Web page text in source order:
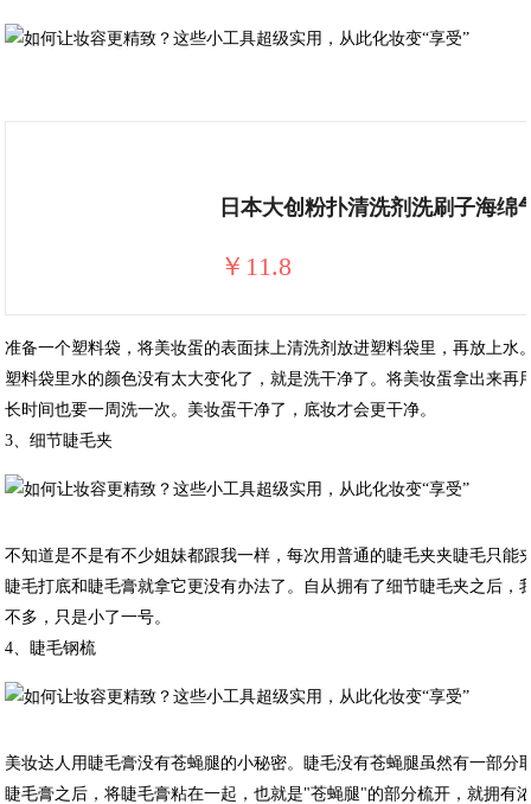
日本大创粉扑清洗剂洗刷子海
￥11.8
准备一个塑料袋，将美妆蛋的表面抹上清洗剂放进塑料袋里，再放上
塑料袋里水的颜色没有太大变化了，就是洗干净了。将美妆蛋拿出来
长时间也要一周洗一次。美妆蛋干净了，底妆才会更干净。
3、细节睫毛夹
不知道是不是有不少姐妹都跟我一样，每次用普通的睫毛夹夹睫毛只
睫毛打底和睫毛膏就拿它更没有办法了。自从拥有了细节睫毛夹之后
不多，只是小了一号。
4、睫毛钢梳
美妆达人用睫毛膏没有苍蝇腿的小秘密。睫毛没有苍蝇腿虽然有一部
睫毛膏之后，将睫毛膏粘在一起，也就是"苍蝇腿"的部分梳开，就拥有